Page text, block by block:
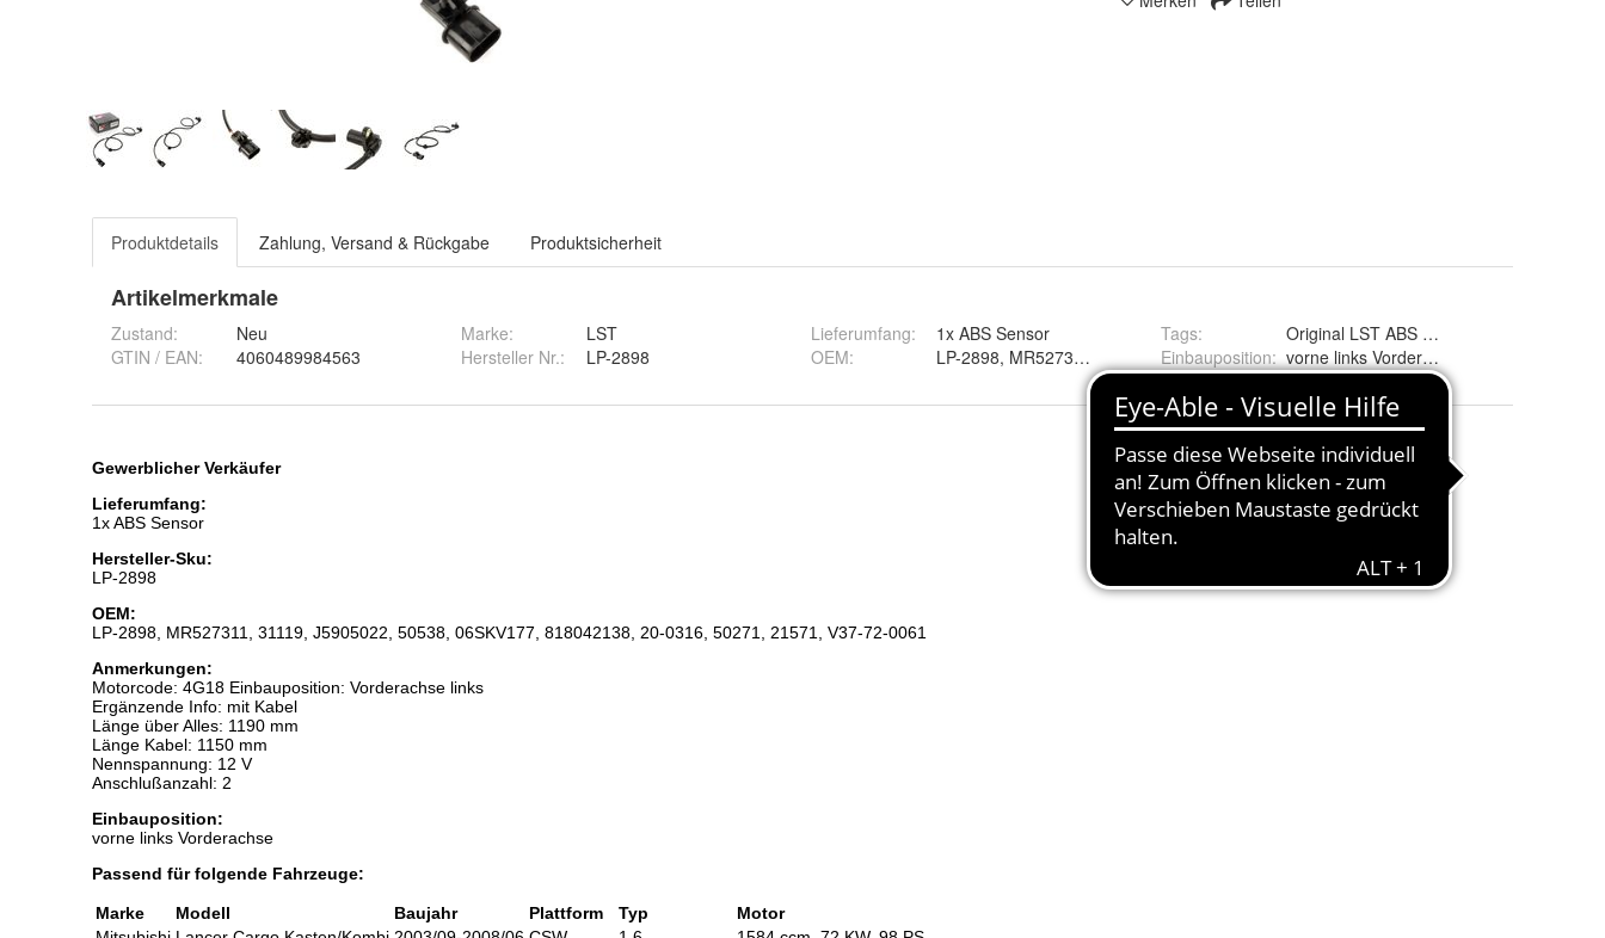
Produktdetails Zahlung, Versand & Rückgabe Produktsicherheit
Artikelmerkmale
Zustand:
Neu
GTIN / EAN:
4060489984563
Marke:
LST
Hersteller Nr.:
LP-2898
Lieferumfang:
1x ABS Sensor
OEM: LP-2898, MR527311, 31119, J5905022, 50538, 06SKV177, 818042138, 20-0316,
Tags:
Original LST ABS Sensor
Einbauposition: vorne links Vorderachse